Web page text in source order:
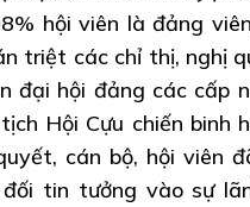
hội viên là đảng
triệt các chỉ thị, nghị
đại hội đảng các cấp
Hội Cựu chiến binh
cán bộ, hội viên
tin tưởng vào sự